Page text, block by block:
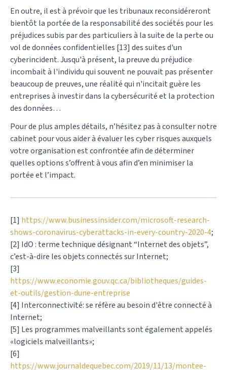
En outre, il est à prévoir que les tribunaux reconsidéreront
bientôt la portée de la responsabilité des sociétés pour les
préjudices subis par des particuliers à la suite de la perte ou
vol de données confidentielles [13] des suites d'un
cyberincident. Jusqu'à présent, la preuve du préjudice
incombait à l'individu qui souvent ne pouvait pas présenter
beaucoup de preuves, une réalité qui n'incitait guère les
entreprises à investir dans la cybersécurité et la protection
des données…
Pour de plus amples détails, n’hésitez pas à consulter notre
cabinet pour vous aider à évaluer les cyber risques auxquels
votre organisation est confrontée afin de déterminer
quelles options s’offrent à vous afin d’en minimiser la
portée et l’impact.
[1] https://www.businessinsider.com/microsoft-research-
shows-coronavirus-cyberattacks-in-every-country-2020-4;
[2] IdO : terme technique désignant “Internet des objets”,
c’est-à-dire les objets connectés sur Internet;
[3]
https://www.economie.gouv.qc.ca/bibliotheques/guides-
et-outils/gestion-dune-entreprise
[4] Interconnectivité: se réfère au besoin d'être connecté à
Internet;
[5] Les programmes malveillants sont également appelés
«logiciels malveillants»;
[6]
https://www.journaldequebec.com/2019/11/13/montee-